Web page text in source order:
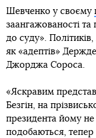
Шевченко у своєму
заангажованості
до суду».
як «адептів»
Джорджа Сороса.
«Яскравим
Безгін, на
президента йому
подобаються,